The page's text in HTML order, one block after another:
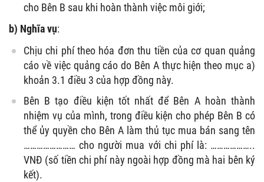
cho Bên B sau khi hoàn thành việc môi giới;
b) Nghĩa vụ:
Chịu chi phí theo hóa đơn thu tiền của cơ quan quảng
cáo về việc quảng cáo do Bên A thực hiện theo mục a)
khoản 3.1 điều 3 của hợp đồng này.
Bên B tạo điều kiện tốt nhất để Bên A hoàn thành
nhiệm vụ của mình, trong điều kiện cho phép Bên B có
thể ủy quyền cho Bên A làm thủ tục mua bán sang tên
…………………… cho người mua với chi phí là: ………………..
VNĐ (số tiền chi phí này ngoài hợp đồng mà hai bên ký
kết).